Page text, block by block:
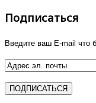
Подписаться
Введите ваш E-mail что